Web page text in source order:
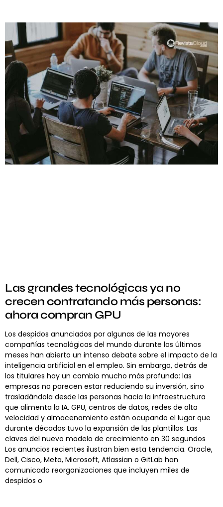
Las grandes tecnológicas ya no
crecen contratando más personas:
ahora compran GPU
Los despidos anunciados por algunas de las mayores
compañías tecnológicas del mundo durante los últimos
meses han abierto un intenso debate sobre el impacto de la
inteligencia artificial en el empleo. Sin embargo, detrás de
los titulares hay un cambio mucho más profundo: las
empresas no parecen estar reduciendo su inversión, sino
trasladándola desde las personas hacia la infraestructura
que alimenta la IA. GPU, centros de datos, redes de alta
velocidad y almacenamiento están ocupando el lugar que
durante décadas tuvo la expansión de las plantillas. Las
claves del nuevo modelo de crecimiento en 30 segundos
Los anuncios recientes ilustran bien esta tendencia. Oracle,
Dell, Cisco, Meta, Microsoft, Atlassian o GitLab han
comunicado reorganizaciones que incluyen miles de
despidos o